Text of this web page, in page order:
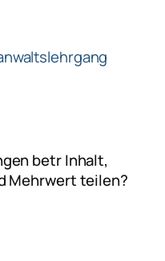
betr Inhalt,
Mehrwert teilen?